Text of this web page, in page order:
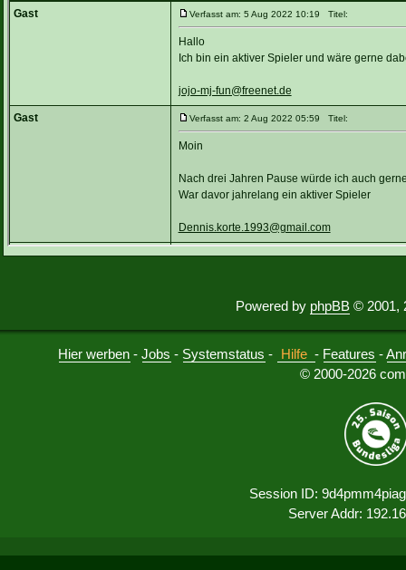
Powered by phpBB © 2001,
Hier werben -Jobs - Systemstatus - Hilfe - Features -
© 2000-2026
Session ID:
Server Addr: